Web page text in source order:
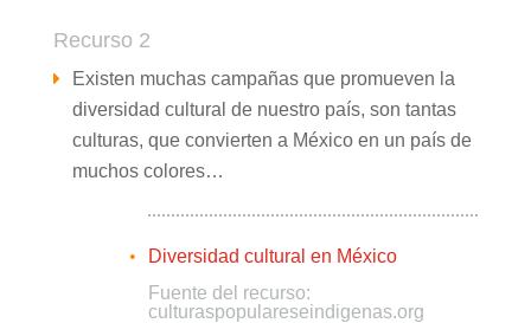
Recurso 2
Existen muchas campañas que promueven la
diversidad cultural de nuestro país, son tantas
culturas, que convierten a México en un país de
muchos colores…
Diversidad cultural en México
Fuente del recurso:
culturaspopulareseindigenas.org